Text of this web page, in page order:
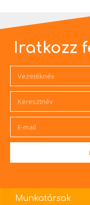
Iratkozz
Munkatársak